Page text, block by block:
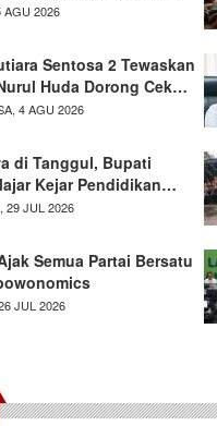
AGU 2026
Sentosa 2 Tewaskan
Huda Dorong Cek…
4 AGU 2026
di Tanggul, Bupati
Kejar Pendidikan…
29 JUL 2026
Semua Partai Bersatu
JUL 2026